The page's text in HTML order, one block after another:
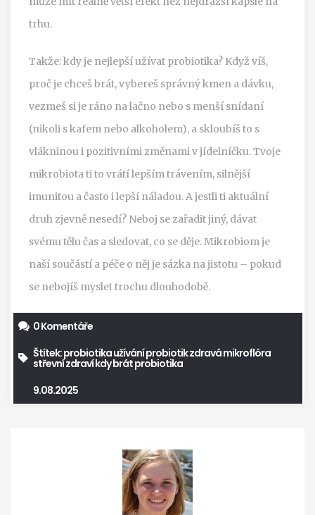
trhu.
Takže: kdy je nejlepší užívat probiotika? Když víš,
proč je chceš brát, vybereš správný kmen a dávku,
vezmeš si je ráno na lačno nebo s menší snídaní
(nikoli s kafem nebo alkoholem), a skloubíš to s
vlákninou i pozitivními změnami v jídelníčku. Tvoje
mikrobiota ti to vrátí lepším trávením, silnější
imunitou a často i lepší náladou. A jestli ti aktuální
druh zjevně nesedí? Neboj se zařadit jiný, dávat
svému tělu čas a sledovat, co se děje. Mikrobiom je
naší součástí a péče o něj je sázka na jistotu – pokud
se nebojíš myslet trochu dlouhodobě.
0 Komentáře
Štítek:probiotikaužívání probiotikzdravá mikroflóra
střevní zdravíkdy brát probiotika
9.08.2025